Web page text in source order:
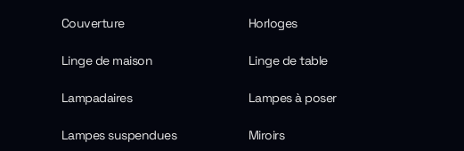
Couverture Horloges
Linge de maison Linge de table
Lampadaires Lampes à poser
Lampes suspendues Miroirs